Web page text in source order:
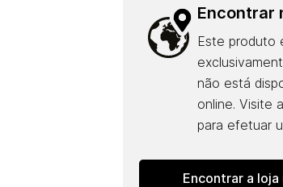
Encontrar
Este produto
não está
online. Visite
para efetuar
Encontrar a